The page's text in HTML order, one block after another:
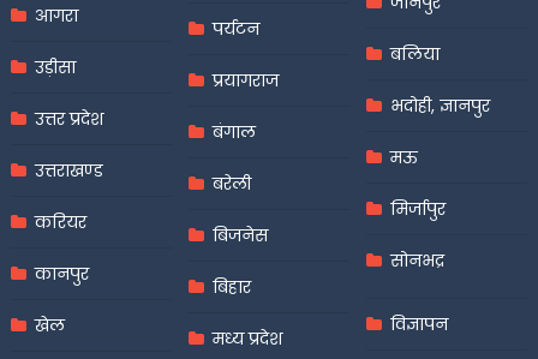
आगरा
उड़ीसा
उत्तर प्रदेश
उत्तराखण्ड
करियर
कानपुर
खेल
पर्यटन
प्रयागराज
बंगाल
बरेली
बिजनेस
बिहार
मध्य प्रदेश
बलिया
भदोही, ज्ञानपुर
मऊ
मिर्जापुर
सोनभद्र
विज्ञापन